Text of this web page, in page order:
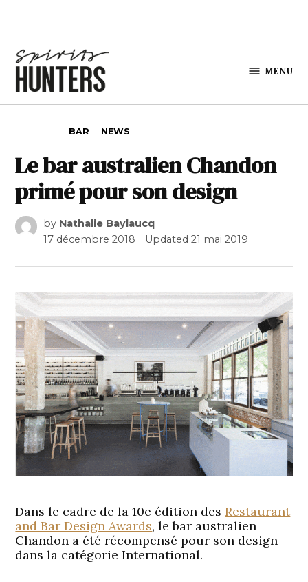
MENU
BAR NEWS
Le bar australien Chandon
primé pour son design
by Nathalie Baylaucq
17 décembre 2018
Updated21 mai 2019
Dans le cadre de la 10e édition desRestaurant
and Bar Design Awards, le bar australien
Chandon a été récompensé pour son design
dans la catégorie International.